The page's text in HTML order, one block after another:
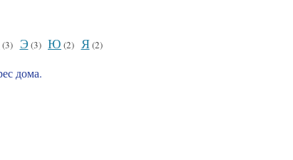
(3) Э(3) Ю (2) Я(2)
дома.